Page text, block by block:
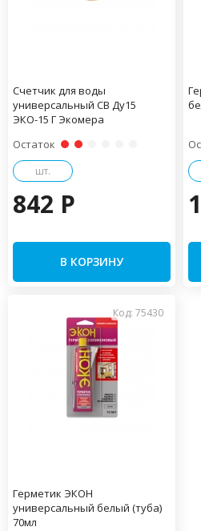
Счетчик для воды
универсальный СВ Ду15
ЭКО-15 Г Экомера
Остаток
шт.
842 P
В КОРЗИНУ
Код: 75430
Герметик ЭКОН
универсальный белый (туба)
70мл